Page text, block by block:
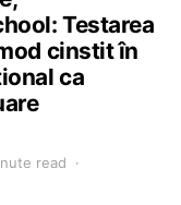
Testarea
cinstit în
ca
read